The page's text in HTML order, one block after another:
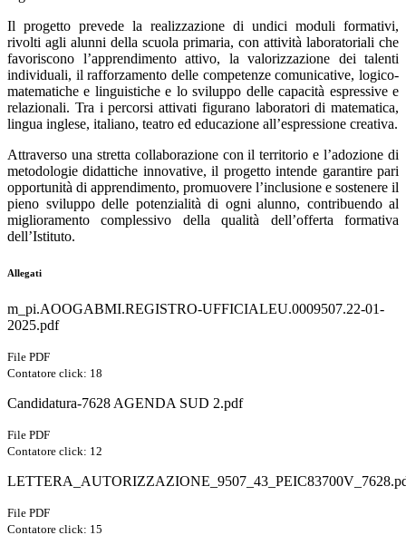
Il progetto prevede la realizzazione di undici moduli formativi,
rivolti agli alunni della scuola primaria, con attività laboratoriali che
favoriscono l’apprendimento attivo, la valorizzazione dei talenti
individuali, il rafforzamento delle competenze comunicative, logico-
matematiche e linguistiche e lo sviluppo delle capacità espressive e
relazionali. Tra i percorsi attivati figurano laboratori di matematica,
lingua inglese, italiano, teatro ed educazione all’espressione creativa.
Attraverso una stretta collaborazione con il territorio e l’adozione di
metodologie didattiche innovative, il progetto intende garantire pari
opportunità di apprendimento, promuovere l’inclusione e sostenere il
pieno sviluppo delle potenzialità di ogni alunno, contribuendo al
miglioramento complessivo della qualità dell’offerta formativa
dell’Istituto.
Allegati
m_pi.AOOGABMI.REGISTRO-UFFICIALEU.0009507.22-01-
2025.pdf
File PDF
Contatore click: 18
Candidatura-7628 AGENDA SUD 2.pdf
File PDF
Contatore click: 12
File PDF
Contatore click: 15